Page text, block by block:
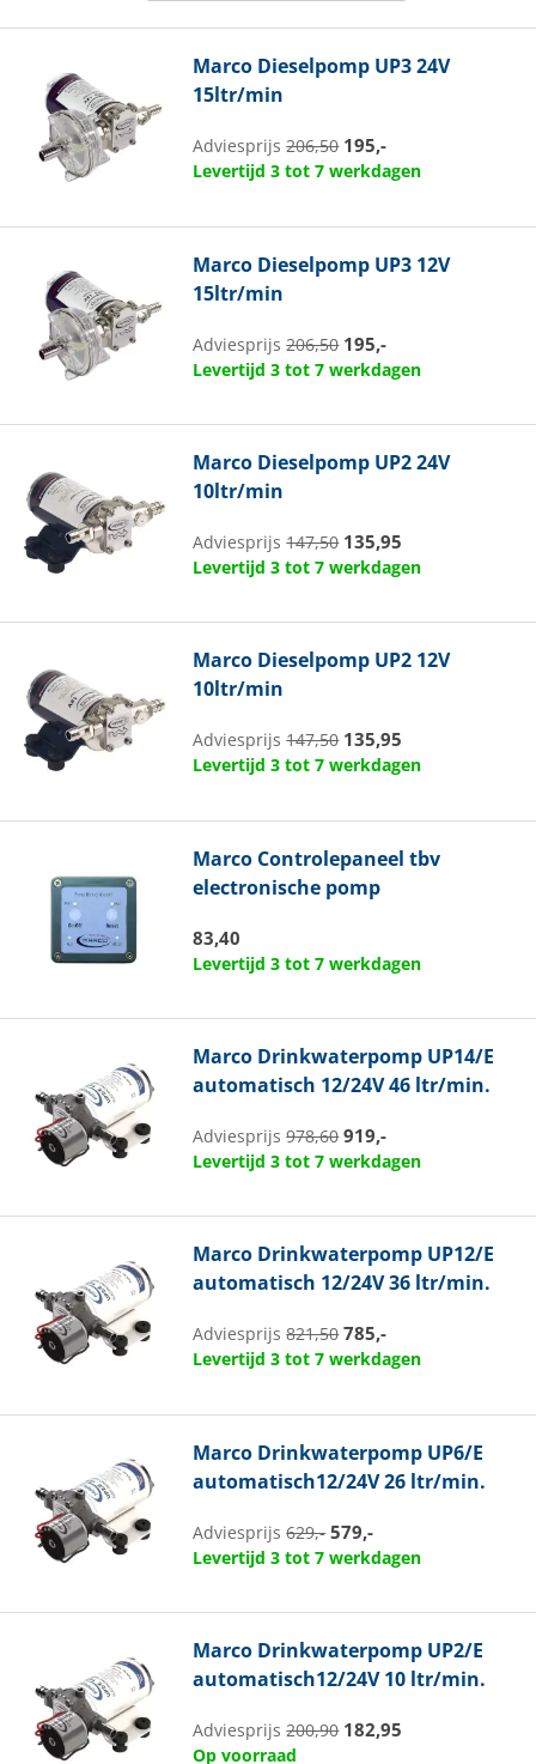
Marco Dieselpomp UP3 24V
15ltr/min
Adviesprijs206,50 195,-
Levertijd 3 tot 7 werkdagen
Marco Dieselpomp UP3 12V
15ltr/min
Adviesprijs206,50 195,-
Levertijd 3 tot 7 werkdagen
Marco Dieselpomp UP2 24V
10ltr/min
Adviesprijs147,50 135,95
Levertijd 3 tot 7 werkdagen
Marco Dieselpomp UP2 12V
10ltr/min
Adviesprijs147,50 135,95
Levertijd 3 tot 7 werkdagen
Marco Controlepaneel tbv
electronische pomp
83,40
Levertijd 3 tot 7 werkdagen
Marco Drinkwaterpomp UP14/E
automatisch 12/24V 46 ltr/min.
Adviesprijs978,60 919,-
Levertijd 3 tot 7 werkdagen
Marco Drinkwaterpomp UP12/E
automatisch 12/24V 36 ltr/min.
Adviesprijs821,50 785,-
Levertijd 3 tot 7 werkdagen
Marco Drinkwaterpomp UP6/E
automatisch12/24V 26 ltr/min.
Adviesprijs629,- 579,-
Levertijd 3 tot 7 werkdagen
Marco Drinkwaterpomp UP2/E
automatisch12/24V 10 ltr/min.
Adviesprijs200,90 182,95
Op voorraad